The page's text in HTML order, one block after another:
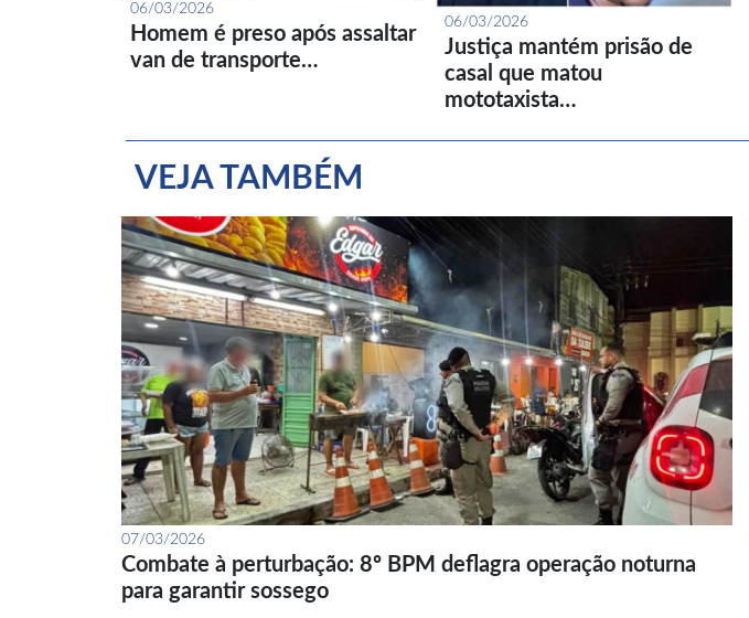
06/03/2026
Homem é preso após assaltar
van de transporte…
06/03/2026
Justiça mantém prisão de
casal que matou
mototaxista…
VEJA TAMBÉM
07/03/2026
Combate à perturbação: 8º BPM deflagra operação noturna
para garantir sossego